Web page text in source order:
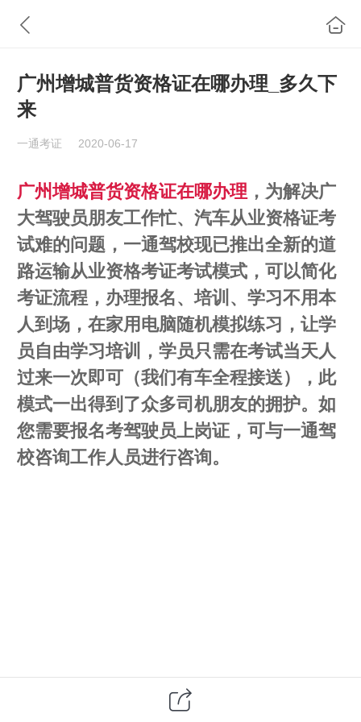
广州增城普货资格证在哪办理_多久下
来
一通考证 2020-06-17
广州增城普货资格证在哪办理 ，为解决广
大驾驶员朋友工作忙、汽车从业资格证考
试难的问题，一通驾校现已推出全新的道
路运输从业资格考证考试模式，可以简化
考证流程，办理报名、培训、学习不用本
人到场，在家用电脑随机模拟练习，让学
员自由学习培训，学员只需在考试当天人
过来一次即可（我们有车全程接送），此
模式一出得到了众多司机朋友的拥护。如
您需要报名考驾驶员上岗证，可与一通驾
校咨询工作人员进行咨询。